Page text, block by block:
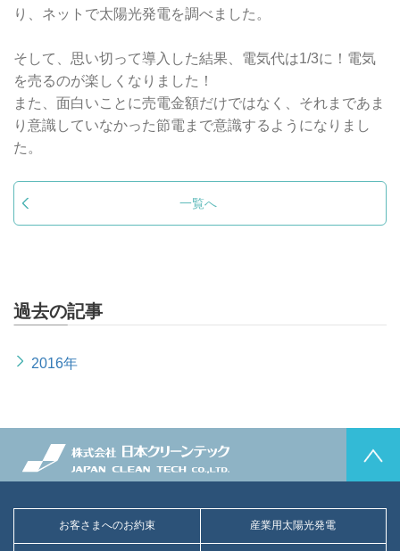
り、ネットで太陽光発電を調べました。
そして、思い切って導入した結果、電気代は1/3に！電気
を売るのが楽しくなりました！
また、面白いことに売電金額だけではなく、それまであま
り意識していなかった節電まで意識するようになりまし
た。
一覧へ
過去の記事
2016年
お客さまへのお約束 産業用太陽光発電